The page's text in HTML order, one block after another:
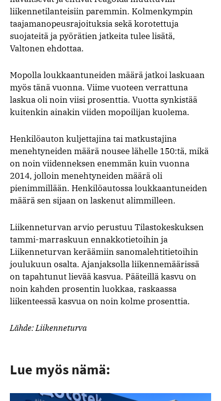
liikennetilanteisiin paremmin. Kolmenkympin
taajamanopeusrajoituksia sekä korotettuja
suojateitä ja pyörätien jatkeita tulee lisätä,
Valtonen ehdottaa.
Mopolla loukkaantuneiden määrä jatkoi laskuaan
myös tänä vuonna. Viime vuoteen verrattuna
laskua oli noin viisi prosenttia. Vuotta synkistää
kuitenkin ainakin viiden mopoilijan kuolema.
Henkilöauton kuljettajina tai matkustajina
menehtyneiden määrä nousee lähelle 150:tä, mikä
on noin viidenneksen enemmän kuin vuonna
2014, jolloin menehtyneiden määrä oli
pienimmillään. Henkilöautossa loukkaantuneiden
määrä sen sijaan on laskenut alimmilleen.
Liikenneturvan arvio perustuu Tilastokeskuksen
tammi-marraskuun ennakkotietoihin ja
Liikenneturvan keräämiin sanomalehtitietoihin
joulukuun osalta. Ajanjaksolla liikennemäärissä
on tapahtunut lievää kasvua. Pääteillä kasvu on
noin kahden prosentin luokkaa, raskaassa
liikenteessä kasvua on noin kolme prosenttia.
Lähde: Liikenneturva
Lue myös nämä: